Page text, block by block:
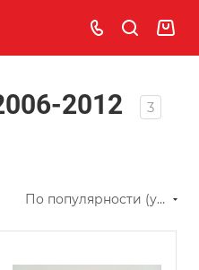
2012 3
По популярности (убывание)